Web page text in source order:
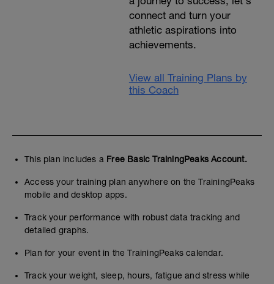
connect and turn your
athletic aspirations into
achievements.
View all Training Plans by
this Coach
This plan includes a Free Basic TrainingPeaks Account.
Access your training plan anywhere on the TrainingPeaks
mobile and desktop apps.
Track your performance with robust data tracking and
detailed graphs.
Plan for your event in the TrainingPeaks calendar.
Track your weight, sleep, hours, fatigue and stress while